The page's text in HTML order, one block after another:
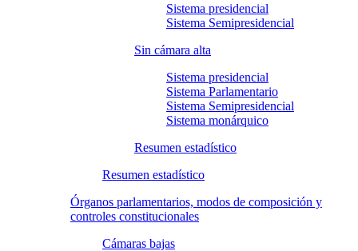
Sistema presidencial
Sistema Semipresidencial
Sin cámara alta
Sistema presidencial
Sistema Parlamentario
Sistema Semipresidencial
Sistema monárquico
Resumen estadístico
Resumen estadístico
Órganos parlamentarios, modos de composición y
controles constitucionales
Cámaras bajas